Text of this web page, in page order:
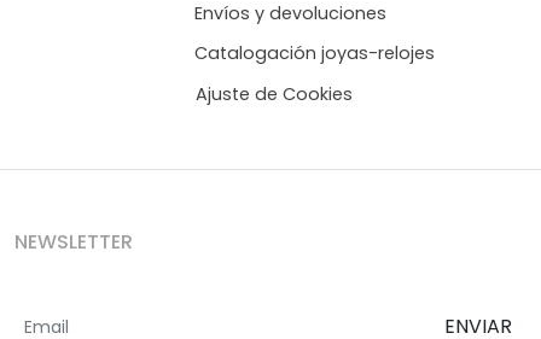
Envíos y devoluciones
Catalogación joyas-relojes
Ajuste de Cookies
NEWSLETTER
ENVIAR